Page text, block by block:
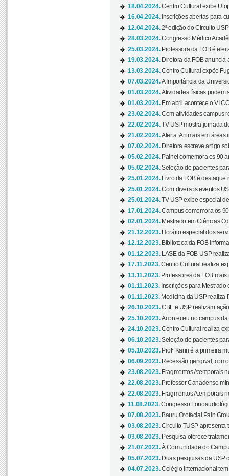
18.04.2024.Centro Cultural exibe
16.04.2024. Inscrições abertas para
12.04.2024.2ª edição do Circuito
28.03.2024.Congresso Médico
25.03.2024. Professora da FOB é
19.03.2024. Diretora da FOB anuncia
13.03.2024.Centro Cultural expõe
07.03.2024.A Importância da
01.03.2024.Atividades físicas podem
01.03.2024. Em abril acontece o VI
23.02.2024.Com atividades campus
22.02.2024.TV USP mostra jornada
21.02.2024.Alerta: Animais em áreas
07.02.2024. Diretora escreve artigo
05.02.2024. Painel comemora os 90
05.02.2024.Seleção de pacientes
25.01.2024.
Livro da FOB é destaque
25.01.2024.Com diversos eventos
25.01.2024.TV USP exibe especial
17.01.2024.Campus comemora os
02.01.2024. Mestrado em Ciências
21.12.2023. Horário especial dos
12.12.2023. Biblioteca da FOB
01.12.2023.
LASE da FOB-USP
17.11.2023.Centro Cultural realiza
13.11.2023. Professores da FOB
01.11.2023. Inscrições para
01.11.2023. Medicina da USP realiza
26.10.2023.CBF e USP realizam
25.10.2023.Aconteceu no campus da
24.10.2023.Centro Cultural realiza
06.10.2023.Seleção de pacientes
05.10.2023. Profª Karin é a primeira
06.09.2023. Recessão gengival,
23.08.2023. Fragmentos Atemporais
22.08.2023. Professor Canadense
22.08.2023. Fragmentos Atemporais
11.08.2023.Congresso
07.08.2023. Bauru Orofacial Pain
03.08.2023.Circuito TUSP apresenta
03.08.2023. Pesquisa oferece
21.07.2023.À Comunidade do
05.07.2023. Duas pesquisas da USP
04.07.2023.Colégio Internacional